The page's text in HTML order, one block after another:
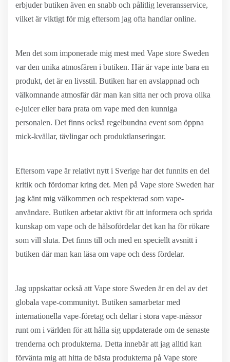
erbjuder butiken även en snabb och pålitlig leveransservice,
vilket är viktigt för mig eftersom jag ofta handlar online.
Men det som imponerade mig mest med Vape store Sweden
var den unika atmosfären i butiken. Här är vape inte bara en
produkt, det är en livsstil. Butiken har en avslappnad och
välkomnande atmosfär där man kan sitta ner och prova olika
e-juicer eller bara prata om vape med den kunniga
personalen. Det finns också regelbundna event som öppna
mick-kvällar, tävlingar och produktlanseringar.
Eftersom vape är relativt nytt i Sverige har det funnits en del
kritik och fördomar kring det. Men på Vape store Sweden har
jag känt mig välkommen och respekterad som vape-
användare. Butiken arbetar aktivt för att informera och sprida
kunskap om vape och de hälsofördelar det kan ha för rökare
som vill sluta. Det finns till och med en speciellt avsnitt i
butiken där man kan läsa om vape och dess fördelar.
Jag uppskattar också att Vape store Sweden är en del av det
globala vape-communityt. Butiken samarbetar med
internationella vape-företag och deltar i stora vape-mässor
runt om i världen för att hålla sig uppdaterade om de senaste
trenderna och produkterna. Detta innebär att jag alltid kan
förvänta mig att hitta de bästa produkterna på Vape store